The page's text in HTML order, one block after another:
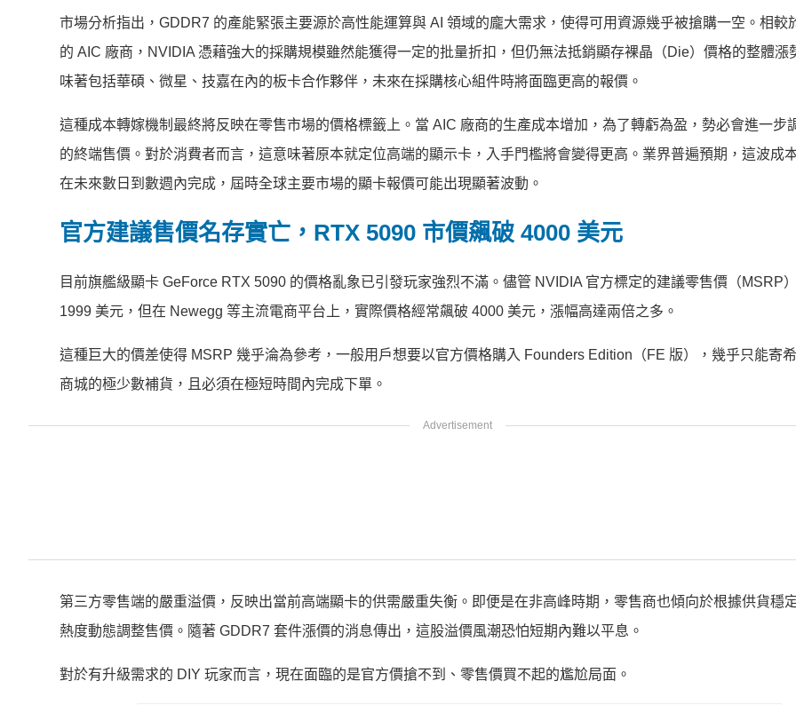
市場分析指出，GDDR7 的產能緊張主要源於高性能運算與 AI 領域的龐大需求，使得可用資源幾乎被搶購一空。相較
的 AIC 廠商，NVIDIA 憑藉強大的採購規模雖然能獲得一定的批量折扣，但仍無法抵銷顯存裸晶（Die）價格的整體漲
味著包括華碩、微星、技嘉在內的板卡合作夥伴，未來在採購核心組件時將面臨更高的報價。
這種成本轉嫁機制最終將反映在零售市場的價格標籤上。當 AIC 廠商的生產成本增加，為了轉虧為盈，勢必會進一步
的終端售價。對於消費者而言，這意味著原本就定位高端的顯示卡，入手門檻將會變得更高。業界普遍預期，這波成
在未來數日到數週內完成，屆時全球主要市場的顯卡報價可能出現顯著波動。
官方建議售價名存實亡，RTX 5090 市價飆破 4000 美元
目前旗艦級顯卡 GeForce RTX 5090 的價格亂象已引發玩家強烈不滿。儘管 NVIDIA 官方標定的建議零售價（MSRP
1999 美元，但在 Newegg 等主流電商平台上，實際價格經常飆破 4000 美元，漲幅高達兩倍之多。
這種巨大的價差使得 MSRP 幾乎淪為參考，一般用戶想要以官方價格購入 Founders Edition（FE 版），幾乎只能寄
商城的極少數補貨，且必須在極短時間內完成下單。
第三方零售端的嚴重溢價，反映出當前高端顯卡的供需嚴重失衡。即便是在非高峰時期，零售商也傾向於根據供貨穩
熱度動態調整售價。隨著 GDDR7 套件漲價的消息傳出，這股溢價風潮恐怕短期內難以平息。
對於有升級需求的 DIY 玩家而言，現在面臨的是官方價搶不到、零售價買不起的尷尬局面。